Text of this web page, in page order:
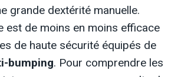
grande dextérité manuelle.
est de moins en moins efficace
de haute sécurité équipés de
bumping. Pour comprendre les